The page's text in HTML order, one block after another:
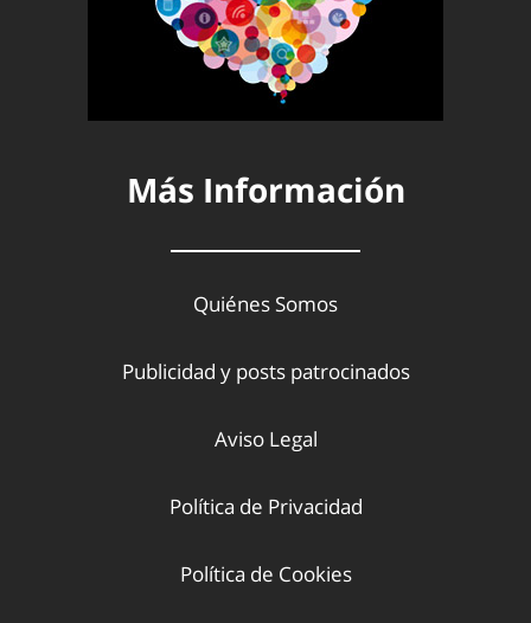
Más Información
Quiénes Somos
Publicidad y posts patrocinados
Aviso Legal
Política de Privacidad
Política de Cookies